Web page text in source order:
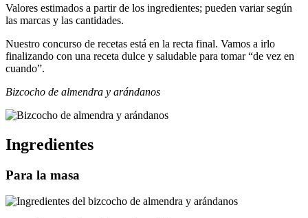
Valores estimados a partir de los ingredientes; pueden variar según
las marcas y las cantidades.
Nuestro concurso de recetas está en la recta final. Vamos a irlo
finalizando con una receta dulce y saludable para tomar “de vez en
cuando”.
Bizcocho de almendra y arándanos
Ingredientes
Para la masa